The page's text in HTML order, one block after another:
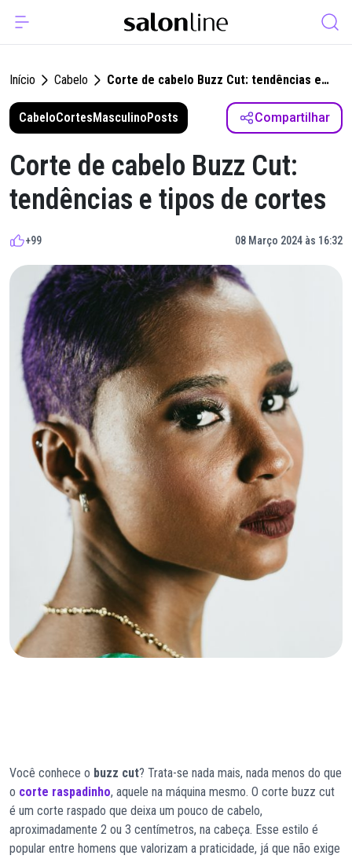
Início Cabelo
Corte de cabelo Buzz Cut: tendências e
tipos de cortes
CabeloCortesMasculinoPosts Compartilhar
Corte de cabelo Buzz Cut:
tendências e tipos de cortes
+99 08 Março 2024 às 16:32
Você conhece o buzz cut? Trata-se nada mais, nada menos do que
o corte raspadinho, aquele na máquina mesmo. O corte buzz cut
é um corte raspado que deixa um pouco de cabelo,
aproximadamente 2 ou 3 centímetros, na cabeça. Esse estilo é
popular entre homens que valorizam a praticidade, já que não exige